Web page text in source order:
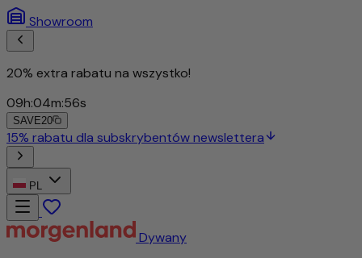
Showroom
20% extra rabatu na wszystko!
09h:04m:53s
SAVE20
PL
Dywany